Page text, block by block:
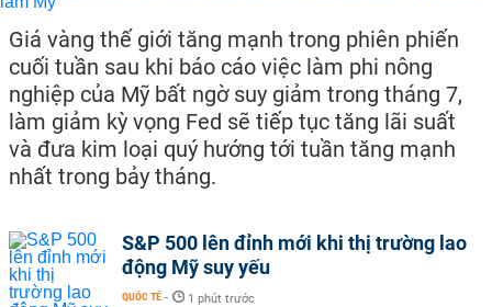
Giá vàng thế giới tăng mạnh trong phiên phiến
cuối tuần sau khi báo cáo việc làm phi nông
nghiệp của Mỹ bất ngờ suy giảm trong tháng 7,
làm giảm kỳ vọng Fed sẽ tiếp tục tăng lãi suất
và đưa kim loại quý hướng tới tuần tăng mạnh
nhất trong bảy tháng.
S&P 500 lên đỉnh mới khi thị trường lao
động Mỹ suy yếu
QUỐC TẾ - 1 phút trước